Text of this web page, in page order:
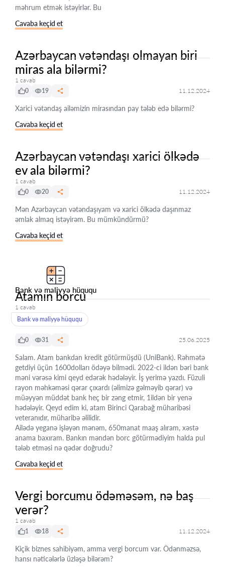
məhrum etmək istəyirlər. Bu
Cavaba keçid et
Azərbaycan vətəndaşı olmayan biri
miras ala bilərmi?
1 cavab
0
19 11.12.2024
Xarici vətəndaş ailəmizin mirasından pay tələb edə bilərmi?
Cavaba keçid et
Azərbaycan vətəndaşı xarici ölkədə
ev ala bilərmi?
1 cavab
0
20 11.12.2024
Mən Azərbaycan vətəndaşıyam və xarici ölkədə daşınmaz
əmlak almaq istəyirəm. Bu mümkündürmü?
Cavaba keçid et
Bank və maliyyə hüququ
Atamın borcu
1 cavab
Bank və maliyyə hüququ
0 31 25.06.2025
Salam. Atam bankdan kredit götürmüşdü (UniBank). Rəhmətə
getdiyi üçün 1600dolları ödəyə bilmədi. 2022-ci ildən bəri bank
məni vərəsə kimi qeyd edərək hədələyir. İş yerimə yazdı. Füzuli
rayon məhkəməsi qərar çıxardı (əlimizə gəlməyib qərar) və
müəyyən müddət bank heç bir zəng etmir, 1ildən bir yenə
hədələyir. Qeyd edim ki, atam Birinci Qarabağ müharibəsi
veteranıdır, müharibə əlilidir.
Ailədə yeganə işləyən mənəm, 650manat maaş alıram, xəstə
anama baxıram. Bankın məndən borc götürmədiyim halda pul
tələb etməsi nə qədər doğrudu?
Cavaba keçid et
Vergi borcumu ödəməsəm, nə baş
verər?
1 cavab
1
18 11.12.2024
Kiçik biznes sahibiyəm, amma vergi borcum var. Ödənməzsə,
hansı nəticələrlə üzləşə bilərəm?